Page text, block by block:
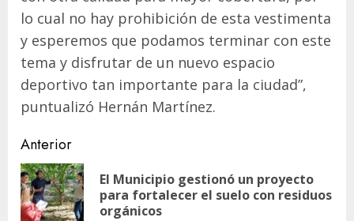
lo cual no hay prohibición de esta vestimenta
y esperemos que podamos terminar con este
tema y disfrutar de un nuevo espacio
deportivo tan importante para la ciudad”,
puntualizó Hernán Martínez.
Navegación
de
entradas
Anterior
El Municipio gestionó un proyecto
para fortalecer el suelo con residuos
orgánicos